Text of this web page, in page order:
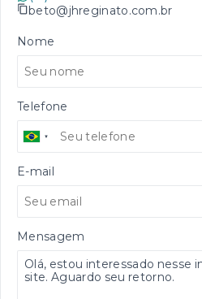
beto@jhreginato.com.br
Nome
Telefone
E-mail
Mensagem